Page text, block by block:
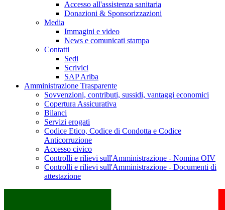
Accesso all'assistenza sanitaria
Donazioni & Sponsorizzazioni
Media
Immagini e video
News e comunicati stampa
Contatti
Sedi
Scrivici
SAP Ariba
Amministrazione Trasparente
Sovvenzioni, contributi, sussidi, vantaggi economici
Copertura Assicurativa
Bilanci
Servizi erogati
Codice Etico, Codice di Condotta e Codice
Anticorruzione
Accesso civico
Controlli e rilievi sull'Amministrazione - Nomina OIV
Controlli e rilievi sull'Amministrazione - Documenti di
attestazione